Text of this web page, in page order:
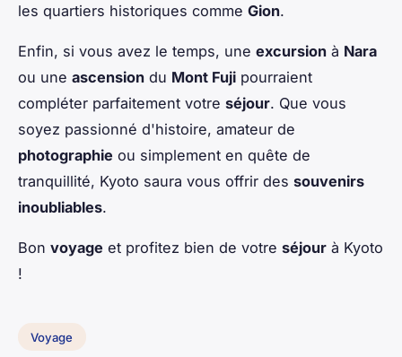
les quartiers historiques comme Gion.
Enfin, si vous avez le temps, une excursion à Nara
ou une ascension du Mont Fuji pourraient
compléter parfaitement votre séjour. Que vous
soyez passionné d'histoire, amateur de
photographie ou simplement en quête de
tranquillité, Kyoto saura vous offrir des souvenirs
inoubliables.
Bon voyage et profitez bien de votre séjour à Kyoto
!
Voyage